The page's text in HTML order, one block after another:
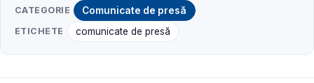
CATEGORIE Comunicate de presă
ETICHETE comunicate de presă